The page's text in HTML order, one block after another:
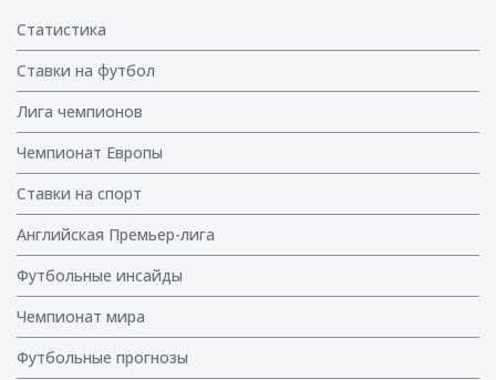
Статистика
Ставки на футбол
Лига чемпионов
Чемпионат Европы
Ставки на спорт
Английская Премьер-лига
Футбольные инсайды
Чемпионат мира
Футбольные прогнозы